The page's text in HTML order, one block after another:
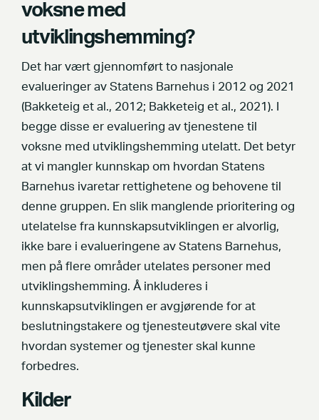
voksne med
utviklingshemming?
Det har vært gjennomført to nasjonale
evalueringer av Statens Barnehus i 2012 og 2021
(Bakketeig et al., 2012; Bakketeig et al., 2021). I
begge disse er evaluering av tjenestene til
voksne med utviklingshemming utelatt. Det betyr
at vi mangler kunnskap om hvordan Statens
Barnehus ivaretar rettighetene og behovene til
denne gruppen. En slik manglende prioritering og
utelatelse fra kunnskapsutviklingen er alvorlig,
ikke bare i evalueringene av Statens Barnehus,
men på flere områder utelates personer med
utviklingshemming. Å inkluderes i
kunnskapsutviklingen er avgjørende for at
beslutningstakere og tjenesteutøvere skal vite
hvordan systemer og tjenester skal kunne
forbedres.
Kilder